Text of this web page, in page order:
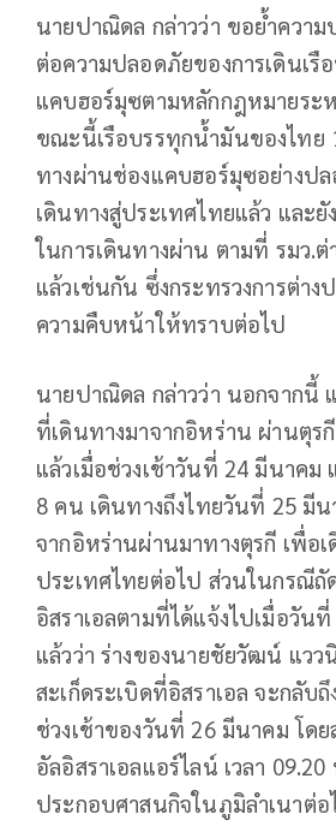
นายปาณิดล กล่าวว่า ขอย้ำความ
ต่อความปลอดภัยของการเดินเ
แคบฮอร์มุซตามหลักกฎหมายระ
ขณะนี้เรือบรรทุกน้ำมันของไทย
ทางผ่านช่องแคบฮอร์มุซอย่างปล
เดินทางสู่ประเทศไทยแล้ว และยั
ในการเดินทางผ่าน ตามที่ รมว.ต่
แล้วเช่นกัน ซึ่งกระทรวงการต่าง
ความคืบหน้าให้ทราบต่อไป
นายปาณิดล กล่าวว่า นอกจากนี้
ที่เดินทางมาจากอิหร่าน ผ่านตุร
แล้วเมื่อช่วงเช้าวันที่ 24 มีนาคม
8 คน เดินทางถึงไทยวันที่ 25 มี
จากอิหร่านผ่านมาทางตุรกี เพื่อ
ประเทศไทยต่อไป ส่วนในกรณีถั
อิสราเอลตามที่ได้แจ้งไปเมื่อวัน
แล้วว่า ร่างของนายชัยวัฒน์ แวว
สะเก็ดระเบิดที่อิสราเอล จะกลับ
ช่วงเช้าของวันที่ 26 มีนาคม โด
อัลอิสราเอลแอร์ไลน์ เวลา
ประกอบศาสนกิจในภูมิลำเนาต่อ